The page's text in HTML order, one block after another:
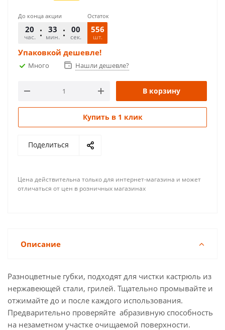
До конца акции
20
час.
33
мин.
00
сек.
Остаток
556
шт.
Упаковкой дешевле!
Много Нашли дешевле?
В корзину
Купить в 1 клик
Поделиться
Цена действительна только для интернет-магазина и может
отличаться от цен в розничных магазинах
Описание
Разноцветные губки, подходят для чистки кастрюль из
нержавеющей стали, грилей. Тщательно промывайте и
отжимайте до и после каждого использования.
Предварительно проверяйте абразивную способность
на незаметном участке очищаемой поверхности.